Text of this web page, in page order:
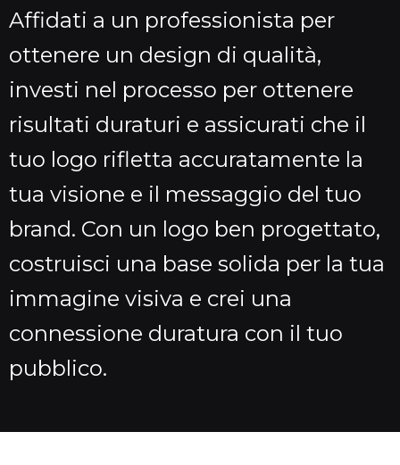
Affidati a un professionista per
ottenere un design di qualità,
investi nel processo per ottenere
risultati duraturi e assicurati che il
tuo logo rifletta accuratamente la
tua visione e il messaggio del tuo
brand. Con un logo ben progettato,
costruisci una base solida per la tua
immagine visiva e crei una
connessione duratura con il tuo
pubblico.